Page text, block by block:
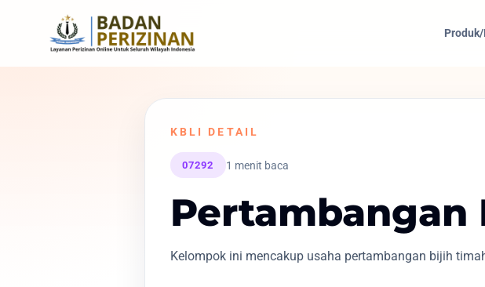
KBLI DETAIL
07292 1 menit baca
Pertambangan
Kelompok ini mencakup usaha pertambangan bijih